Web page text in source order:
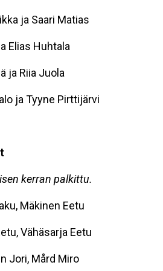
ja Saari Matias
Elias Huhtala
ja Riia Juola
ja Tyyne Pirttijärvi
kerran palkittu.
Mäkinen Eetu
Vähäsarja Eetu
Jori, Mård Miro